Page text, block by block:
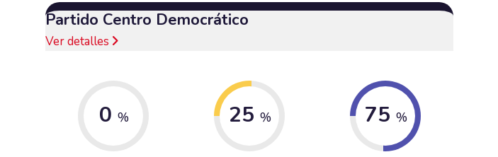
Partido Centro Democrático
Ver detalles
0 % 25 % 75 %